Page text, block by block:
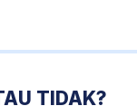
TIDAK?